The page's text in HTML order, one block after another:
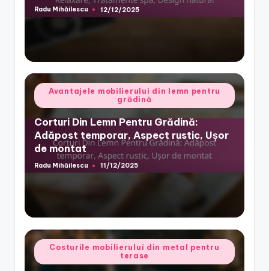
Posted
by
Radu Mihăilescu 12/12/2025
Posted
in
Avantajele mobilierului din lemn pentru
grădină
Corturi Din Lemn Pentru Grădină:
Adăpost temporar, Aspect rustic, Ușor
de montat
Posted
Radu Mihăilescu 11/12/2025
Posted
in
Costurile mobilierului din metal pentru
terase